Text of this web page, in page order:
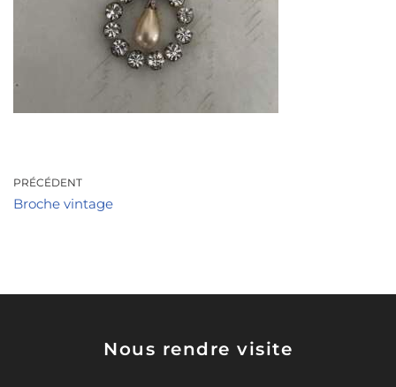
PRÉCÉDENT
Broche vintage
Nous rendre visite